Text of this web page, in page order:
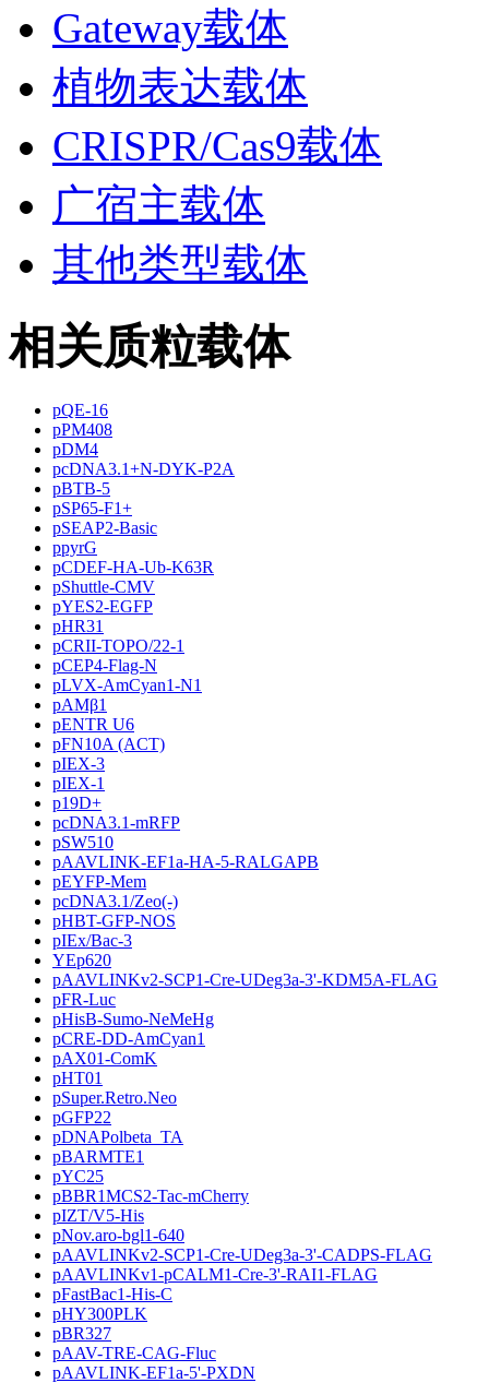
Gateway载体
植物表达载体
CRISPR/Cas9载体
广宿主载体
其他类型载体
相关质粒载体
pQE-16
pPM408
pDM4
pcDNA3.1+N-DYK-P2A
pBTB-5
pSP65-F1+
pSEAP2-Basic
ppyrG
pCDEF-HA-Ub-K63R
pShuttle-CMV
pYES2-EGFP
pHR31
pCRII-TOPO/22-1
pCEP4-Flag-N
pLVX-AmCyan1-N1
pAMβ1
pENTR U6
pFN10A (ACT)
pIEX-3
pIEX-1
p19D+
pcDNA3.1-mRFP
pSW510
pAAVLINK-EF1a-HA-5-RALGAPB
pEYFP-Mem
pcDNA3.1/Zeo(-)
pHBT-GFP-NOS
pIEx/Bac-3
YEp620
pAAVLINKv2-SCP1-Cre-UDeg3a-3'-KDM5A-FLAG
pFR-Luc
pHisB-Sumo-NeMeHg
pCRE-DD-AmCyan1
pAX01-ComK
pHT01
pSuper.Retro.Neo
pGFP22
pDNAPolbeta_TA
pBARMTE1
pYC25
pBBR1MCS2-Tac-mCherry
pIZT/V5-His
pNov.aro-bgl1-640
pAAVLINKv2-SCP1-Cre-UDeg3a-3'-CADPS-FLAG
pAAVLINKv1-pCALM1-Cre-3'-RAI1-FLAG
pFastBac1-His-C
pHY300PLK
pBR327
pAAV-TRE-CAG-Fluc
pAAVLINK-EF1a-5'-PXDN